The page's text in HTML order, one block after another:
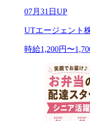
07月31日UP
UTエージェント
時給1,200円〜